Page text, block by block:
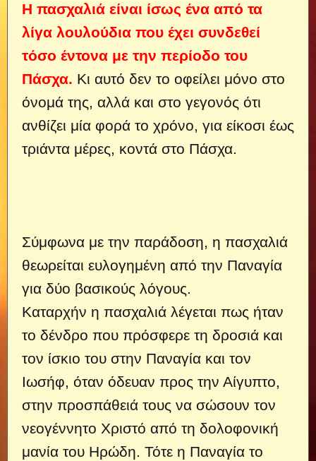
Η πασχαλιά είναι ίσως ένα από τα
λίγα λουλούδια που έχει συνδεθεί
τόσο έντονα με την περίοδο του
Πάσχα. Κι αυτό δεν το οφείλει μόνο στο
όνομά της, αλλά και στο γεγονός ότι
ανθίζει μία φορά το χρόνο, για είκοσι έως
τριάντα μέρες, κοντά στο Πάσχα.
Σύμφωνα με την παράδοση, η πασχαλιά
θεωρείται ευλογημένη από την Παναγία
για δύο βασικούς λόγους.
Καταρχήν η πασχαλιά λέγεται πως ήταν
το δένδρο που πρόσφερε τη δροσιά και
τον ίσκιο του στην Παναγία και τον
Ιωσήφ, όταν όδευαν προς την Αίγυπτο,
στην προσπάθειά τους να σώσουν τον
νεογέννητο Χριστό από τη δολοφονική
μανία του Ηρώδη. Τότε η Παναγία το